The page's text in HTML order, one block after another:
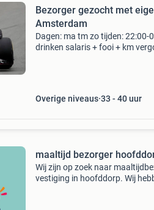
Bezorger gezocht met
Amsterdam
Dagen: ma tm zo tijden: 22:00-
drinken salaris + fooi + km
Overige niveaus 33 - 40 uur
maaltijd bezorger
Wij zijn op zoek naar
vestiging in hoofddorp. Wij